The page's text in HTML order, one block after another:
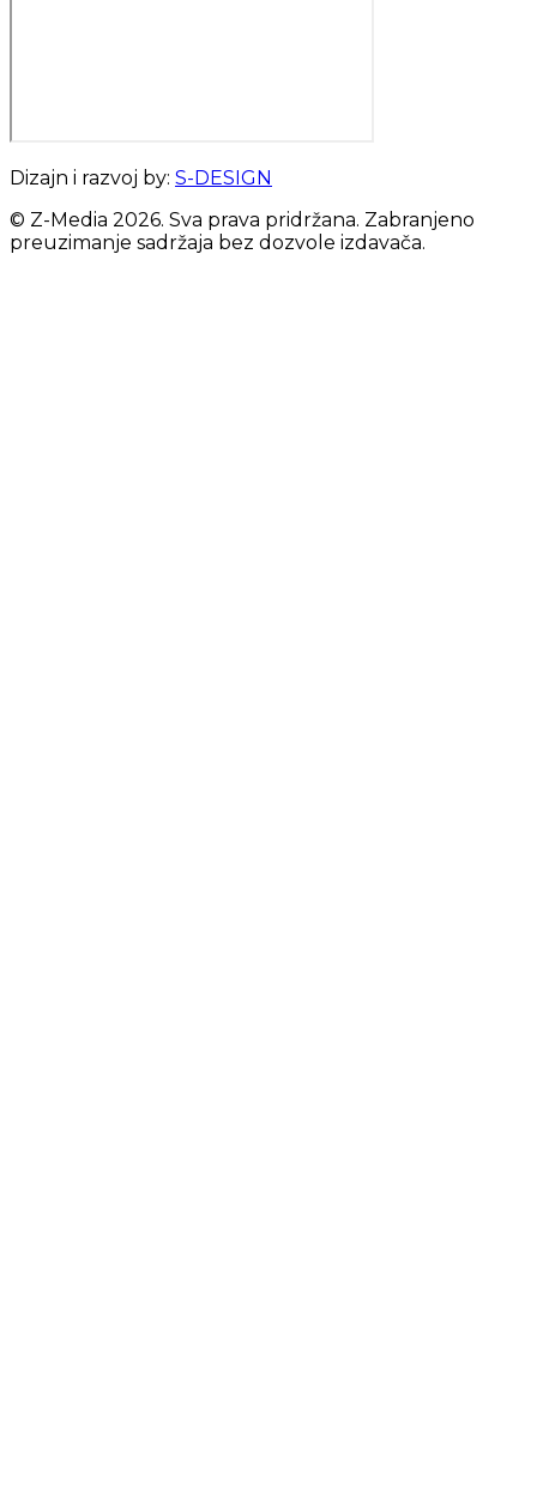
Dizajn i razvoj by: S-DESIGN
© Z-Media 2026. Sva prava pridržana. Zabranjeno
preuzimanje sadržaja bez dozvole izdavača.